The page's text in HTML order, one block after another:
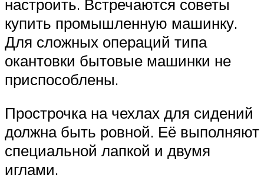
настроить. Встречаются советы
купить промышленную машинку.
Для сложных операций типа
окантовки бытовые машинки не
приспособлены.
Прострочка на чехлах для сидений
должна быть ровной. Её выполняют
специальной лапкой и двумя
иглами.